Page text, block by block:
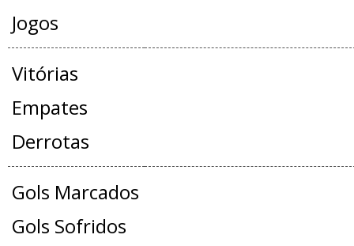
Jogos
Vitórias
Empates
Derrotas
Gols Marcados
Gols Sofridos